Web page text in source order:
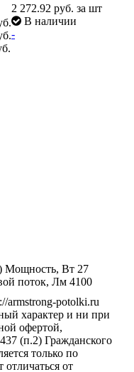
2 272.92 руб. за шт
В наличии
-
Мощность, Вт 27
поток, Лм 4100
armstrong-potolki.ru
характер и ни при
офертой,
(п.2) Гражданского
только по
от